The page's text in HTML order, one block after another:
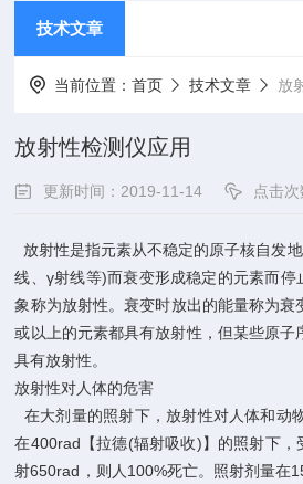
技术文章
当前位置：首页 技术文章 放
放射性检测仪应用
更新时间：2019-11-14 点击
放射性是指元素从不稳定的原子核自发
线、γ射线等)而衰变形成稳定的元素而
象称为放射性。衰变时放出的能量称为
或以上的元素都具有放射性，但某些原
具有放射性。
放射性对人体的危害
在大剂量的照射下，放射性对人体和动
在400rad【拉德(辐射吸收)】的照射下，
射650rad，则人100%死亡。照射剂量在